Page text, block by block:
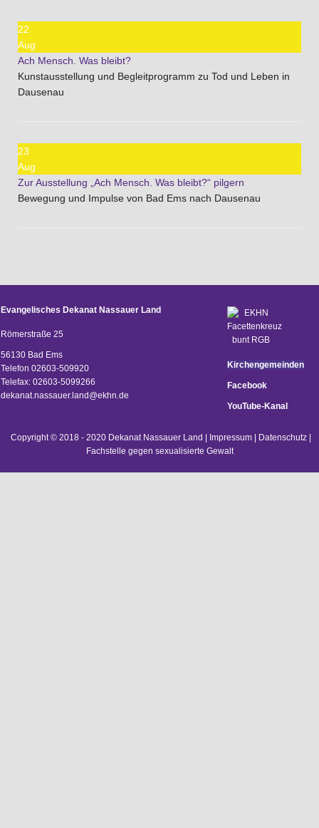
22
Aug
Ach Mensch. Was bleibt?
Kunstausstellung und Begleitprogramm zu Tod und Leben in
Dausenau
23
Aug
Zur Ausstellung „Ach Mensch. Was bleibt?“ pilgern
Bewegung und Impulse von Bad Ems nach Dausenau
Evangelisches Dekanat Nassauer Land
Römerstraße 25
56130 Bad Ems
Telefon 02603-509920
Telefax: 02603-5099266
dekanat.nassauer.land@ekhn.de
Kirchengemeinden
Facebook
YouTube-Kanal
Copyright © 2018 - 2020 Dekanat Nassauer Land | Impressum| Datenschutz|
Fachstelle gegen sexualisierte Gewalt